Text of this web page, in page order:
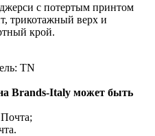
с потертым принтом
трикотажный верх и
крой.
TN
Brands-Italy может быть